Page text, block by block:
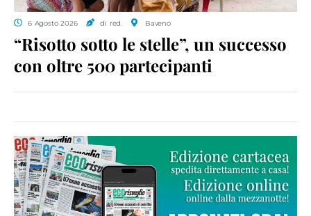
6 Agosto 2026 di red. Baveno
“Risotto sotto le stelle”, un successo
con oltre 500 partecipanti